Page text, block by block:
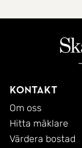
Kontakt
Om oss
Hitta mäklare
Värdera bostad